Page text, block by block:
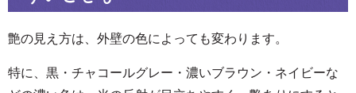
艶の見え方は、外壁の色によっても変わります。
特に、黒・チャコールグレー・濃いブラウン・ネイビーな